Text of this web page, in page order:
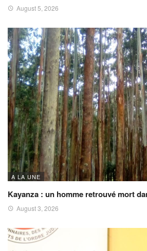
August 5, 2026
A LA UNE
Kayanza : un homme retrouvé mort
August 3, 2026